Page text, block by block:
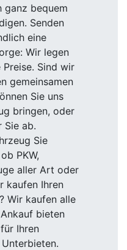
ganz bequem
Senden
eine
Wir legen
Sind wir
gemeinsamen
Sie uns
bringen, oder
Sie ab.
Sie
PKW,
aller Art oder
kaufen Ihren
Wir kaufen alle
bieten
Ihren